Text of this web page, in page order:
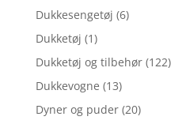
Dukkesengetøj (6)
Dukketøj (1)
Dukketøj og tilbehør (122)
Dukkevogne (13)
Dyner og puder (20)